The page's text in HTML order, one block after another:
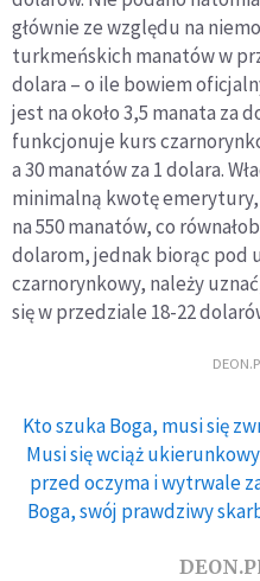
głównie ze względu na
turkmeńskich manatów w
dolara – o ile bowiem
jest na około 3,5 manata za
funkcjonuje kurs
a 30 manatów za 1 dolara.
minimalną kwotę
na 550 manatów, co
dolarom, jednak biorąc pod
czarnorynkowy, należy
się w przedziale 18-22
Kto szuka Boga, musi się
Musi się wciąż
przed oczyma i wytrwale
Boga, swój prawdziwy